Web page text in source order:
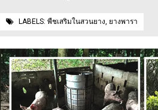
LABELS: พืชเสริมในสวนยาง, ยางพารา